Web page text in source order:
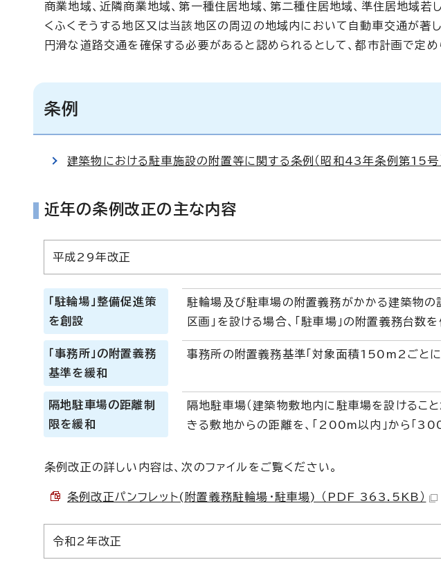
商業地域、近隣商業地域、第一種住居地域、第二種住居地域、準住居地域
くふくそうする地区又は当該地区の周辺の地域内において自動車交通が著し
円滑な道路交通を確保する必要があると認められるとして、都市計画で定
条例
建築物における駐車施設の附置等に関する条例（昭和43年条例第15号
近年の条例改正の主な内容
平成29年改正
「駐輪場」整備促進策
を創設
駐輪場及び駐車場の附置義務がかかる建築物の
区画」を設ける場合、「駐車場」の附置義務台数
「事務所」の附置義務
基準を緩和
事務所の附置義務基準「対象面積150m2ごと
隔地駐車場の距離制
限を緩和
隔地駐車場（建築物敷地内に駐車場を設けるこ
きる敷地からの距離を、「200m以内」から「
条例改正の詳しい内容は、次のファイルをご覧ください。
条例改正パンフレット(附置義務駐輪場・駐車場) （PDF 363.5KB）
令和2年改正